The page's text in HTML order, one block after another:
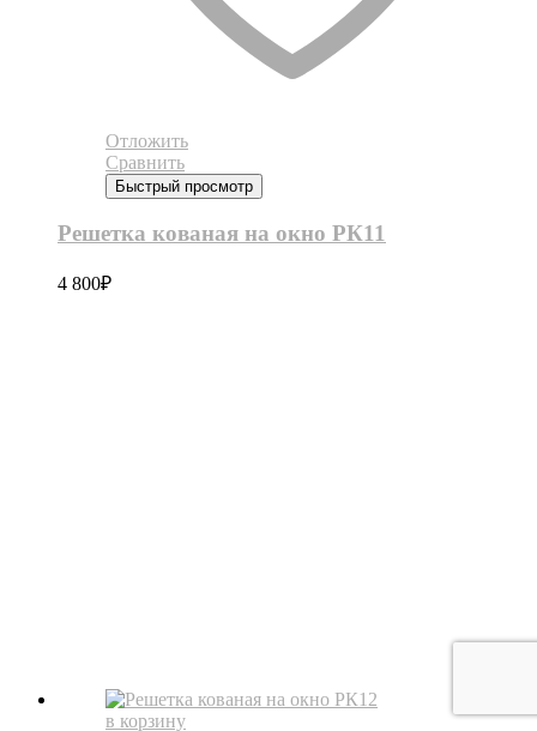
Отложить
Сравнить
Быстрый просмотр
Решетка кованая на окно РК11
4 800₽
в корзину